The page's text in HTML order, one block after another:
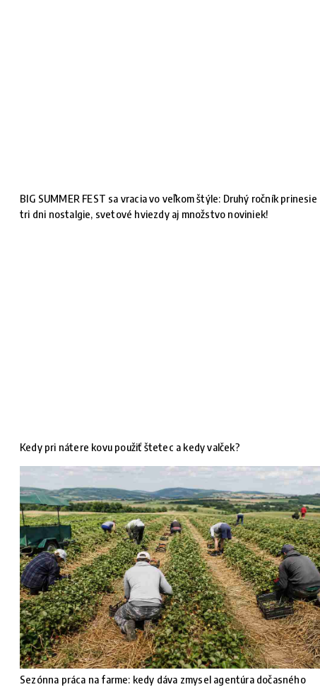
BIG SUMMER FEST sa vracia vo veľkom štýle: Druhý ročník prinesie
tri dni nostalgie, svetové hviezdy aj množstvo noviniek!
Kedy pri nátere kovu použiť štetec a kedy valček?
Sezónna práca na farme: kedy dáva zmysel agentúra dočasného